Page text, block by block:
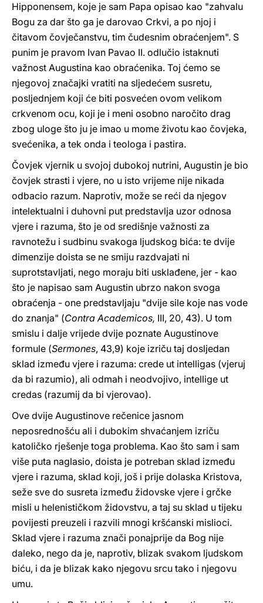
Hipponensem, koje je sam Papa opisao kao "zahvalu
Bogu za dar što ga je darovao Crkvi, a po njoj i
čitavom čovječanstvu, tim čudesnim obraćenjem". S
punim je pravom Ivan Pavao II. odlučio istaknuti
važnost Augustina kao obraćenika. Toj ćemo se
njegovoj značajki vratiti na sljedećem susretu,
posljednjem koji će biti posvećen ovom velikom
crkvenom ocu, koji je i meni osobno naročito drag
zbog uloge što ju je imao u mome životu kao čovjeka,
svećenika, a tek onda i teologa i pastira.
Čovjek vjernik u svojoj dubokoj nutrini, Augustin je bio
čovjek strasti i vjere, no u isto vrijeme nije nikada
odbacio razum. Naprotiv, može se reći da njegov
intelektualni i duhovni put predstavlja uzor odnosa
vjere i razuma, što je od središnje važnosti za
ravnotežu i sudbinu svakoga ljudskog bića: te dvije
dimenzije doista se ne smiju razdvajati ni
suprotstavljati, nego moraju biti usklađene, jer - kao
što je napisao sam Augustin ubrzo nakon svoga
obraćenja - one predstavljaju "dvije sile koje nas vode
do znanja" (Contra Academicos, III, 20, 43). U tom
smislu i dalje vrijede dvije poznate Augustinove
formule (Sermones, 43,9) koje izriču taj dosljedan
sklad između vjere i razuma: crede ut intelligas (vjeruj
da bi razumio), ali odmah i neodvojivo, intellige ut
credas (razumij da bi vjerovao).
Ove dvije Augustinove rečenice jasnom
neposrednošću ali i dubokim shvaćanjem izriču
katoličko rješenje toga problema. Kao što sam i sam
više puta naglasio, doista je potreban sklad između
vjere i razuma, sklad koji, još i prije dolaska Kristova,
seže sve do susreta između židovske vjere i grčke
misli u helenističkom židovstvu, a taj su sklad u tijeku
povijesti preuzeli i razvili mnogi kršćanski mislioci.
Sklad vjere i razuma znači ponajprije da Bog nije
daleko, nego da je, naprotiv, blizak svakom ljudskom
biću, i da je blizak kako njegovu srcu tako i njegovu
umu.